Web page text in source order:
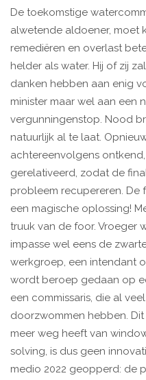
De toekomstige
alwetende aldoener, moet
remediëren en overlast
helder als water. Hij of zij
danken hebben aan enig
minister maar wel aan een
vergunningenstop. Nood
natuurlijk al te laat.
achtereenvolgens
gerelativeerd, zodat de
probleem recupereren. De
een magische oplossing!
truuk van de foor. Vroeger
impasse wel eens de
werkgroep, een intendant
wordt beroep gedaan op
een commissaris, die al
doorzwommen hebben.
meer weg heeft van
solving, is dus geen
medio 2022 geopperd: de